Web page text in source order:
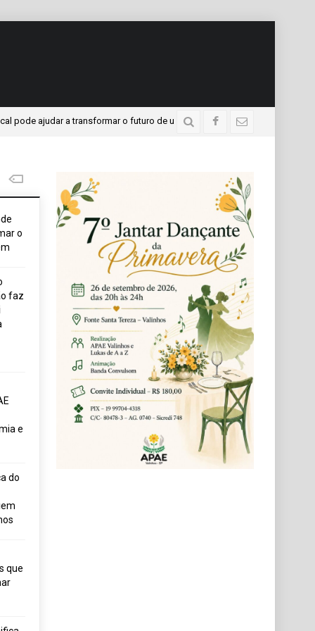
ajudar a transformar o futuro de um jovem 3 dias atrás
o
faz
e
do
que